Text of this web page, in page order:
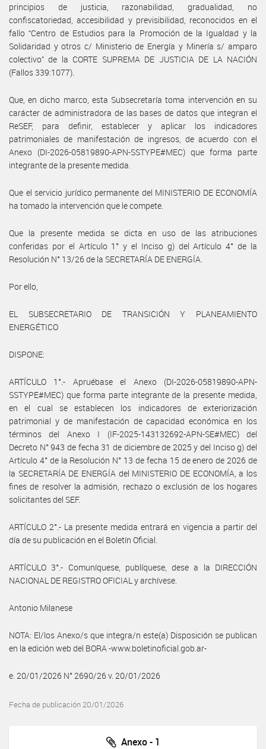
principios de justicia, razonabilidad, gradualidad, no
confiscatoriedad, accesibilidad y previsibilidad, reconocidos en el
fallo “Centro de Estudios para la Promoción de la Igualdad y la
Solidaridad y otros c/ Ministerio de Energía y Minería s/ amparo
colectivo” de la CORTE SUPREMA DE JUSTICIA DE LA NACIÓN
(Fallos 339:1077).
Que, en dicho marco, esta Subsecretaría toma intervención en su
carácter de administradora de las bases de datos que integran el
ReSEF, para definir, establecer y aplicar los indicadores
patrimoniales de manifestación de ingresos, de acuerdo con el
Anexo (DI-2026-05819890-APN-SSTYPE#MEC) que forma parte
integrante de la presente medida.
Que el servicio jurídico permanente del MINISTERIO DE ECONOMÍA
ha tomado la intervención que le compete.
Que la presente medida se dicta en uso de las atribuciones
conferidas por el Artículo 1° y el Inciso g) del Artículo 4° de la
Resolución N° 13/26 de la SECRETARÍA DE ENERGÍA.
Por ello,
EL SUBSECRETARIO DE TRANSICIÓN Y PLANEAMIENTO
ENERGÉTICO
DISPONE:
ARTÍCULO 1°.- Apruébase el Anexo (DI-2026-05819890-APN-
SSTYPE#MEC) que forma parte integrante de la presente medida,
en el cual se establecen los indicadores de exteriorización
patrimonial y de manifestación de capacidad económica en los
términos del Anexo I (IF-2025-143132692-APN-SE#MEC) del
Decreto N° 943 de fecha 31 de diciembre de 2025 y del Inciso g) del
Artículo 4° de la Resolución N° 13 de fecha 15 de enero de 2026 de
la SECRETARÍA DE ENERGÍA del MINISTERIO DE ECONOMÍA, a los
fines de resolver la admisión, rechazo o exclusión de los hogares
solicitantes del SEF.
ARTÍCULO 2°.- La presente medida entrará en vigencia a partir del
día de su publicación en el Boletín Oficial.
ARTÍCULO 3°.- Comuníquese, publíquese, dese a la DIRECCIÓN
NACIONAL DE REGISTRO OFICIAL y archívese.
Antonio Milanese
NOTA: El/los Anexo/s que integra/n este(a) Disposición se publican
en la edición web del BORA -www.boletinoficial.gob.ar-
e. 20/01/2026 N° 2690/26 v. 20/01/2026
Fecha de publicación 20/01/2026
Anexo - 1